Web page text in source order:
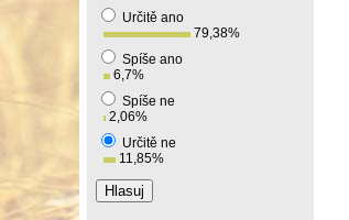
Určitě ano
79,38%
Spíše ano
6,7%
Spíše ne
2,06%
Určitě ne
11,85%